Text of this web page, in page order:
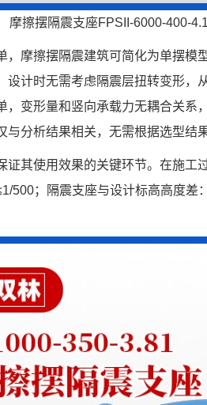
摩擦摆隔震支座FPSII-6000-400-
，摩擦摆隔震建筑可简化为单摆模
设计时无需考虑隔震层扭转变形，
，变形量和竖向承载力无耦合关系
与分析结果相关，无需根据选型结
证其使用效果的关键环节。在施工
500；隔震支座与设计标高高度差